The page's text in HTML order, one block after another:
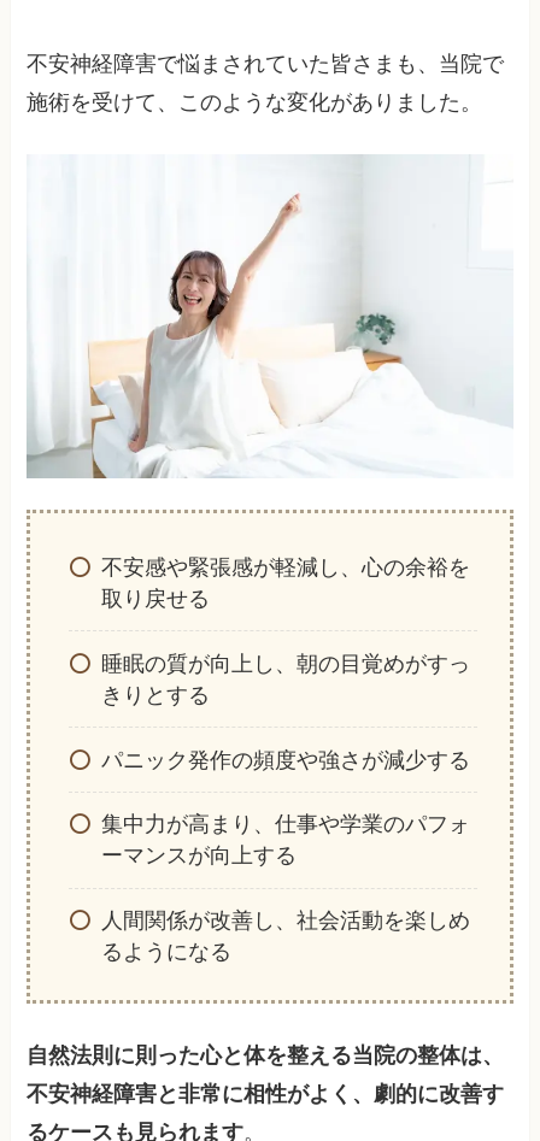
不安神経障害で悩まされていた皆さまも、当院で
施術を受けて、このような変化がありました。
不安感や緊張感が軽減し、心の余裕を
取り戻せる
睡眠の質が向上し、朝の目覚めがすっ
きりとする
パニック発作の頻度や強さが減少する
集中力が高まり、仕事や学業のパフォ
ーマンスが向上する
人間関係が改善し、社会活動を楽しめ
るようになる
自然法則に則った心と体を整える当院の整体は、
不安神経障害と非常に相性がよく、劇的に改善す
るケースも見られます。